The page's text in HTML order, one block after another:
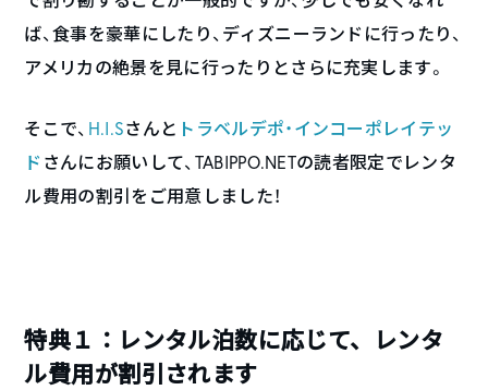
ば、食事を豪華にしたり、ディズニーランドに行ったり、
アメリカの絶景を見に行ったりとさらに充実します。
そこで、 H.I.Sさんと トラベルデポ・インコーポレイテッ
ド さんにお願いして、TABIPPO.NETの読者限定でレンタ
ル費用の割引をご用意しました！
特典１：レンタル泊数に応じて、レンタ
ル費用が割引されます